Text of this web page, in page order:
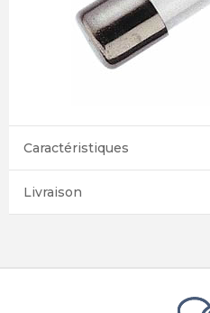
Caractéristiques
Livraison